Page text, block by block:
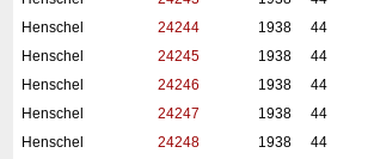
Henschel
24244 1938 44
Henschel
24245 1938 44
Henschel
24246 1938 44
Henschel
24247 1938 44
Henschel
24248 1938 44